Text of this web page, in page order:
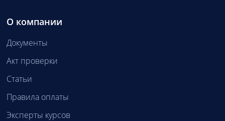
О компании
Документы
Акт проверки
Статьи
Правила оплаты
Эксперты курсов